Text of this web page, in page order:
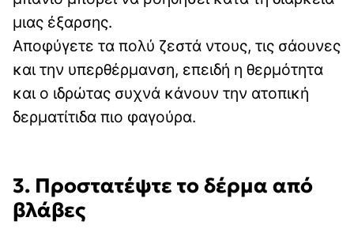
μιας έξαρσης.
Αποφύγετε τα πολύ ζεστά ντους, τις σάουνες
και την υπερθέρμανση, επειδή η θερμότητα
και ο ιδρώτας συχνά κάνουν την ατοπική
δερματίτιδα πιο φαγούρα.
3. Προστατέψτε το δέρμα από
βλάβες